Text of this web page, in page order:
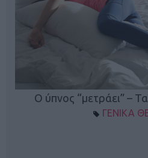
Ο ύπνος “μετράει” –
ΓΕΝΙΚΑ